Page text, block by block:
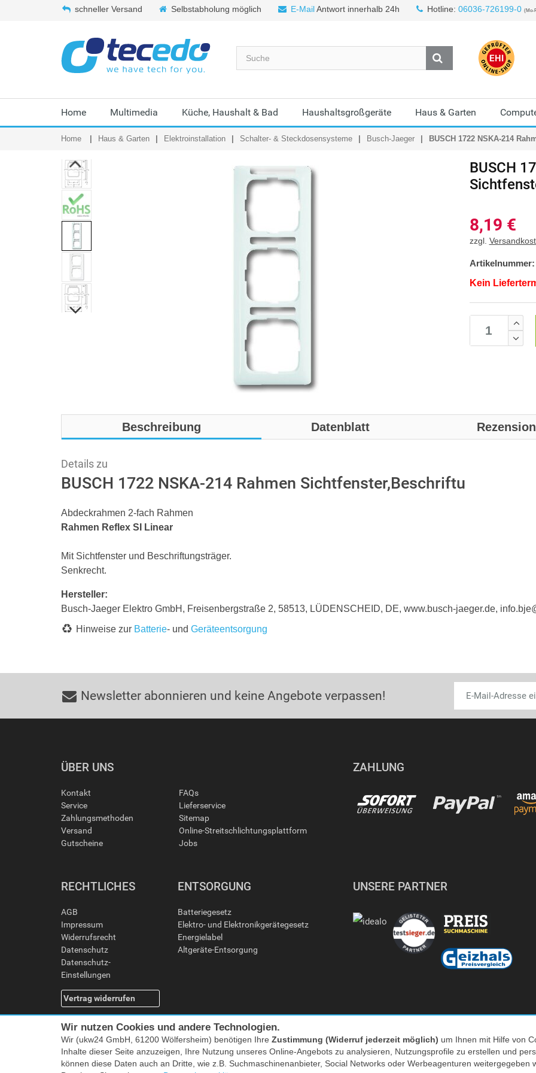
schneller Versand Selbstabholung möglich E-MailAntwort innerhalb 24h Hotline: 06036-726199-0 (Mo-
Home Multimedia Küche, Haushalt & Bad Haushaltsgroßgeräte Haus & Garten
Home Haus & Garten Elektroinstallation Schalter- & Steckdosensysteme Busch-Jaeger BUSCH 1722 NSKA-214
BUSCH
8,19 €
zzgl.
Artikelnummer:
Kein
Beschreibung Datenblatt
Details zu
BUSCH 1722 NSKA-214 Rahmen Sichtfenster,Beschriftu
Abdeckrahmen 2-fach Rahmen
Rahmen Reflex SI Linear
Mit Sichtfenster und Beschriftungsträger.
Senkrecht.
Hersteller:
Busch-Jaeger Elektro GmbH, Freisenbergstraße 2, 58513, LÜDENSCHEID, DE, www.busch-jaeger.de,
Hinweise zur Batterie- und Geräteentsorgung
Newsletter abonnieren und keine Angebote verpassen!
ÜBER UNS
Kontakt
Service
Zahlungsmethoden
Versand
Gutscheine
FAQs
Lieferservice
Sitemap
Online-Streitschlichtungsplattform
Jobs
ZAHLUNG
RECHTLICHES
AGB
Impressum
Widerrufsrecht
Datenschutz
Datenschutz-
Einstellungen
Vertrag widerrufen
ENTSORGUNG
Batteriegesetz
Elektro- und Elektronikgerätegesetz
Energielabel
Altgeräte-Entsorgung
UNSERE PARTNER
Facebook |twitter
Wir nutzen Cookies und andere Technologien.
Wir (ukw24 GmbH, 61200 Wölfersheim) benötigen Ihre Zustimmung (Widerruf jederzeit möglich) um Ihnen mit Hilfe von
Inhalte dieser Seite anzuzeigen, Ihre Nutzung unseres Online-Angebots zu analysieren, Nutzungsprofile zu erstellen und
können diese Daten auch an Dritte, wie z.B. Suchmaschinenanbieter, Social Networks oder Werbeagenturen